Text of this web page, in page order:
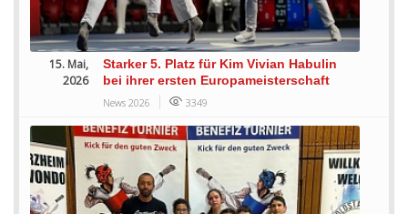
15. Mai,
2026
Starker 5. Platz für Kim Vivian Habulin
bei ihrer ersten Europameisterschaft
News 2026 3349